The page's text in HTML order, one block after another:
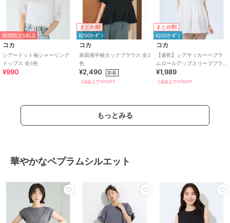
期間限定SALE
コカ
シアードット袖シャーリング
トップス 全4色
¥990
まとめ割
¥200ｸｰﾎﾟﾝ
コカ
表面感半袖タックブラウス 全3
色
¥2,490 新着
2点以上で10%OFF
まとめ割
¥200ｸｰﾎﾟﾝ
コカ
【速乾】シアサッカーペプラ
ムロールアップスリーブブラ
ウス 全2色
¥1,989
2点以上で10%OFF
もっとみる
華やかなペプラムシルエット